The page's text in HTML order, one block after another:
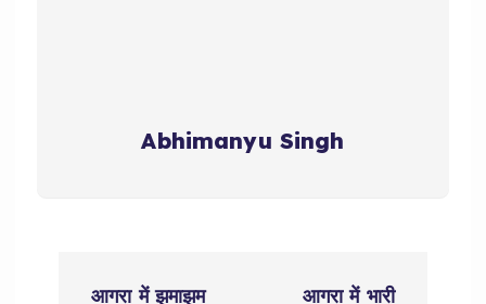
Abhimanyu Singh
आगरा में झमाझम
आगरा में भारी